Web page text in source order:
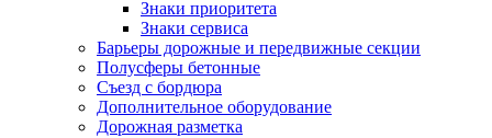
Знаки приоритета
Знаки сервиса
Барьеры дорожные и передвижные секции
Полусферы бетонные
Съезд с бордюра
Дополнительное оборудование
Дорожная разметка